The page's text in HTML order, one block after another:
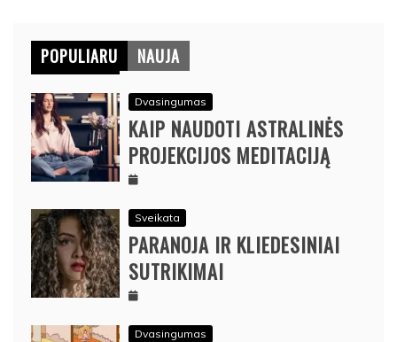
POPULIARU NAUJA
Dvasingumas
KAIP NAUDOTI ASTRALINĖS
PROJEKCIJOS MEDITACIJĄ
Sveikata
PARANOJA IR KLIEDESINIAI
SUTRIKIMAI
Dvasingumas